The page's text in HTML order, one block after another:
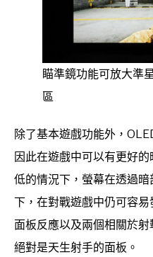
瞄準鏡功能可放大準
區
除了基本遊戲功能外，
因此在遊戲中可以有更好
低的情況下，螢幕在透過
下，在對戰遊戲中仍可容
面板反應以及兩個相關於
絕對是天生射手的面板。